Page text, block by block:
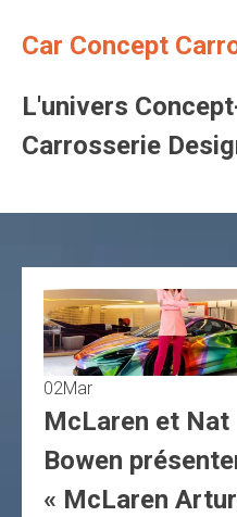
Car Concept
L'univers
Carrosserie
02Mar
McLaren et Nat
Bowen
« McLaren